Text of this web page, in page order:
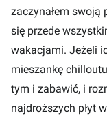
zaczynałem swoją
się przede
wakacjami. Jeżeli
mieszankę
tym i zabawić, i
najdroższych płyt